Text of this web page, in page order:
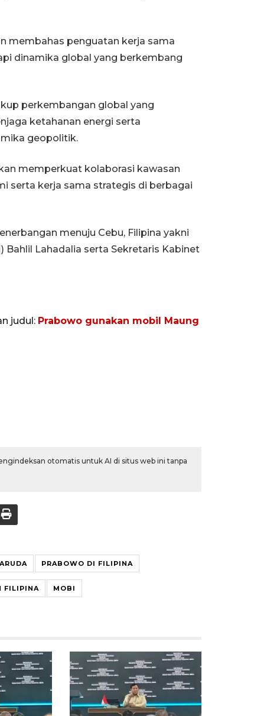
membahas penguatan kerja sama
dinamika global yang berkembang
perkembangan global yang
ketahanan energi serta
geopolitik.
memperkuat kolaborasi kawasan
serta kerja sama strategis di berbagai
menuju Cebu, Filipina yakni
Bahlil Lahadalia serta Sekretaris Kabinet
judul: Prabowo gunakan mobil Maung
otomatis untuk AI di situs web ini tanpa
PRABOWO DI FILIPINA
FILIPINA MOBI